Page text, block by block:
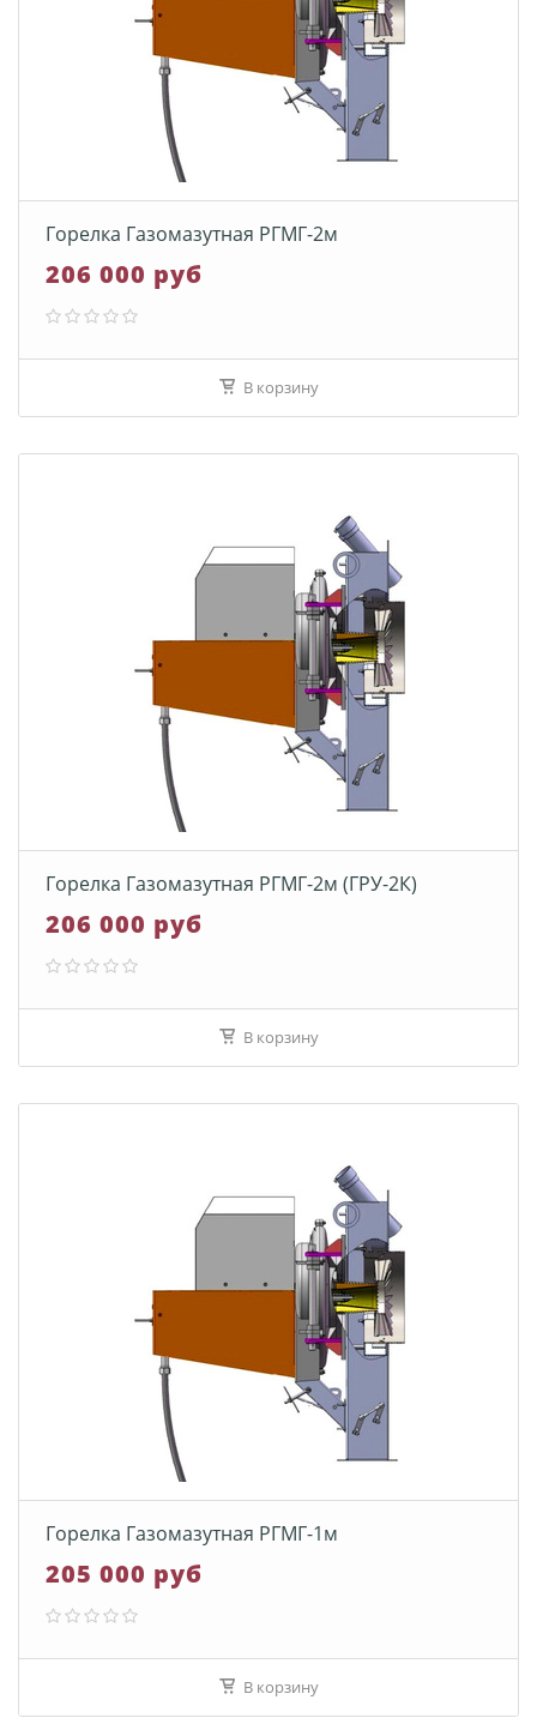
Горелка Газомазутная РГМГ-2м
206 000 руб
В корзину
Горелка Газомазутная РГМГ-2м (ГРУ-2К)
206 000 руб
В корзину
Горелка Газомазутная РГМГ-1м
205 000 руб
В корзину